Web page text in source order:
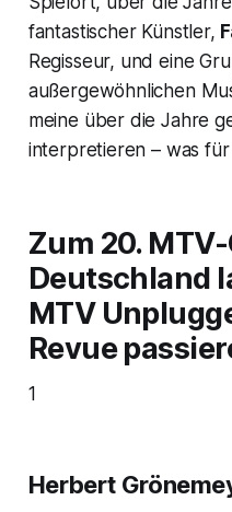
fantastischer Künstler,
Regisseur, und eine
außergewöhnlichen
meine über die Jahre
interpretieren – was für
Zum 20.
Deutschland
MTV
Revue
1
Herbert